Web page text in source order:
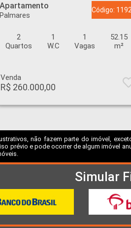
Apartamento
Palmares
Código:
2
Quartos
1
W.C
1
Vagas
52.15
m²
Venda
R$ 260.000,00
não fazem parte do imóvel,
prévio e pode ocorrer de algum imóvel
Simular